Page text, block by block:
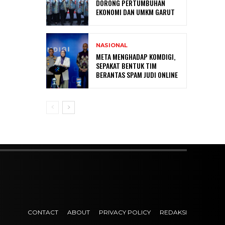
DORONG PERTUMBUHAN
EKONOMI DAN UMKM GARUT
NASIONAL
META MENGHADAP KOMDIGI,
SEPAKAT BENTUK TIM
BERANTAS SPAM JUDI ONLINE
CONTACT ABOUT PRIVACY POLICY REDAKSI